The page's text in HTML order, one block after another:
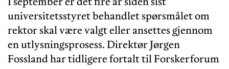
universitetsstyret behandlet spørsmålet om
rektor skal være valgt eller ansettes gjennom
en utlysningsprosess. Direktør Jørgen
Fossland har tidligere fortalt til Forskerforum